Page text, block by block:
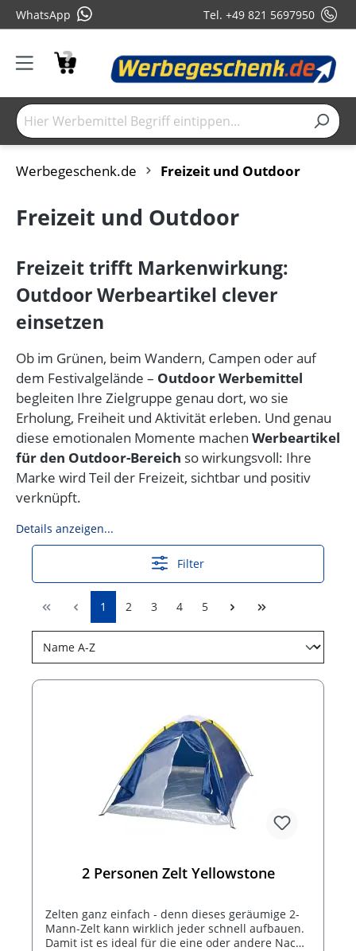
WhatsApp Tel. +49 821 5697950
Werbegeschenk.de Freizeit und Outdoor
Freizeit und Outdoor
Freizeit trifft Markenwirkung:
Outdoor Werbeartikel clever
einsetzen
Ob im Grünen, beim Wandern, Campen oder auf
dem Festivalgelände – Outdoor Werbemittel
begleiten Ihre Zielgruppe genau dort, wo sie
Erholung, Freiheit und Aktivität erleben. Und genau
diese emotionalen Momente machen Werbeartikel
für den Outdoor-Bereich so wirkungsvoll: Ihre
Marke wird Teil der Freizeit, sichtbar und positiv
verknüpft.
Details anzeigen...
Filter
1 2 3 4 5
2 Personen Zelt Yellowstone
Zelten ganz einfach - denn dieses geräumige 2-
Mann-Zelt kann wirklich jeder schnell aufbauen.
Damit ist es ideal für die eine oder andere Nacht